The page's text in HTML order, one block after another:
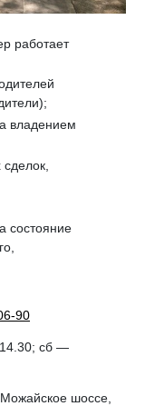
работает
владением
состояние
90
сб —
шоссе,